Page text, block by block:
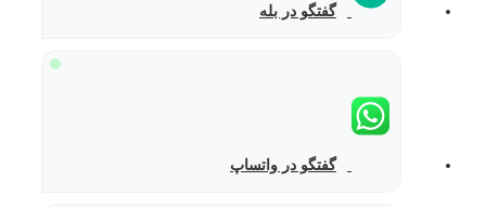
گفتگو در بله
گفتگو در واتساپ